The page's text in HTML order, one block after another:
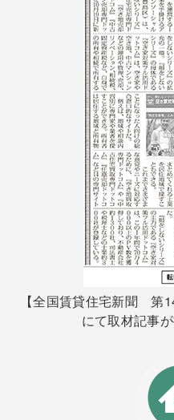
【全国賃貸住宅新聞 第
にて取材記事